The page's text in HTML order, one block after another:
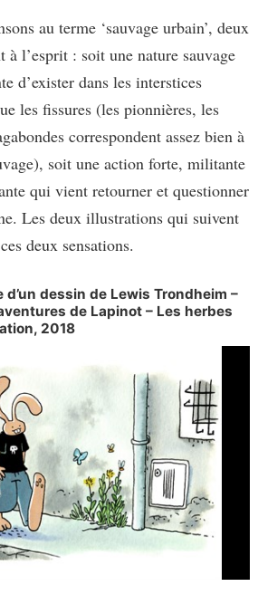
au terme ‘sauvage urbain’, deux
à l’esprit : soit une nature sauvage
d’exister dans les interstices
les fissures (les pionnières, les
correspondent assez bien à
soit une action forte, militante
qui vient retourner et questionner
Les deux illustrations qui suivent
deux sensations.
d’un dessin de Lewis Trondheim –
de Lapinot – Les herbes
2018